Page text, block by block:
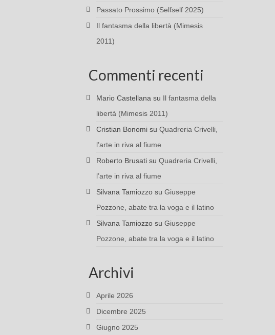
Passato Prossimo (Selfself 2025)
Il fantasma della libertà (Mimesis
2011)
Commenti recenti
Mario Castellana su Il fantasma della
libertà (Mimesis 2011)
Cristian Bonomisu Quadreria Crivelli,
l’arte in riva al fiume
Roberto Brusatisu Quadreria Crivelli,
l’arte in riva al fiume
Silvana Tamiozzosu Giuseppe
Pozzone, abate tra la voga e il latino
Silvana Tamiozzosu Giuseppe
Pozzone, abate tra la voga e il latino
Archivi
Aprile 2026
Dicembre 2025
Giugno 2025